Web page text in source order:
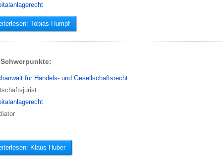
Tobias Humpf
Schwerpunkte:
für Handels- und Gesellschaftsrecht
Klaus Huber